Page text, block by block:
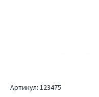
Артикул: 123475